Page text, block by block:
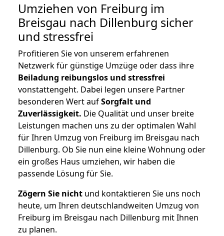
Umziehen von Freiburg im
Breisgau nach Dillenburg sicher
und stressfrei
Profitieren Sie von unserem erfahrenen
Netzwerk für günstige Umzüge oder dass ihre
Beiladung reibungslos und stressfrei
vonstattengeht. Dabei legen unsere Partner
besonderen Wert aufSorgfalt und
Zuverlässigkeit. Die Qualität und unser breite
Leistungen machen uns zu der optimalen Wahl
für Ihren Umzug von Freiburg im Breisgau nach
Dillenburg. Ob Sie nun eine kleine Wohnung oder
ein großes Haus umziehen, wir haben die
passende Lösung für Sie.
Zögern Sie nicht und kontaktieren Sie uns noch
heute, um Ihren deutschlandweiten Umzug von
Freiburg im Breisgau nach Dillenburg mit Ihnen
zu planen.